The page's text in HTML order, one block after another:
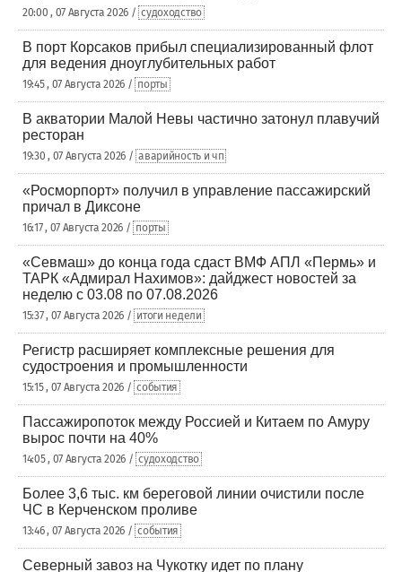
20:00 , 07 Августа 2026 / судоходство
В порт Корсаков прибыл специализированный флот
для ведения дноуглубительных работ
19:45 , 07 Августа 2026 / порты
В акватории Малой Невы частично затонул плавучий
ресторан
19:30 , 07 Августа 2026 / аварийность и чп
«Росморпорт» получил в управление пассажирский
причал в Диксоне
16:17 , 07 Августа 2026 / порты
«Севмаш» до конца года сдаст ВМФ АПЛ «Пермь» и
ТАРК «Адмирал Нахимов»: дайджест новостей за
неделю с 03.08 по 07.08.2026
15:37 , 07 Августа 2026 / итоги недели
Регистр расширяет комплексные решения для
судостроения и промышленности
15:15 , 07 Августа 2026 / события
Пассажиропоток между Россией и Китаем по Амуру
вырос почти на 40%
14:05 , 07 Августа 2026 / судоходство
Более 3,6 тыс. км береговой линии очистили после
ЧС в Керченском проливе
13:46 , 07 Августа 2026 / события
Северный завоз на Чукотку идет по плану